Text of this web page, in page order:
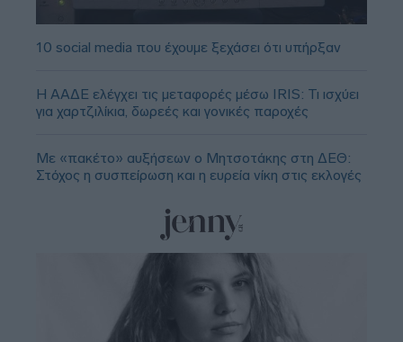
10 social media που έχουμε ξεχάσει ότι υπήρξαν
Η ΑΑΔΕ ελέγχει τις μεταφορές μέσω IRIS: Τι ισχύει
για χαρτζιλίκια, δωρεές και γονικές παροχές
Με «πακέτο» αυξήσεων ο Μητσοτάκης στη ΔΕΘ:
Στόχος η συσπείρωση και η ευρεία νίκη στις εκλογές